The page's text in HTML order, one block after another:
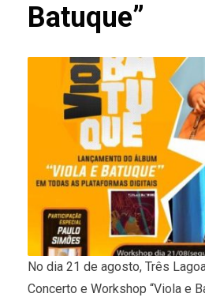
Batuque”
No dia 21 de agosto, Três
Concerto e Workshop “Viola e